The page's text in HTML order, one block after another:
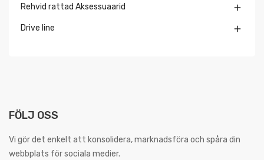
Rehvid rattad Aksessuaarid 
Drive line 
FÖLJ OSS
Vi gör det enkelt att konsolidera, marknadsföra och spåra din
webbplats för sociala medier.